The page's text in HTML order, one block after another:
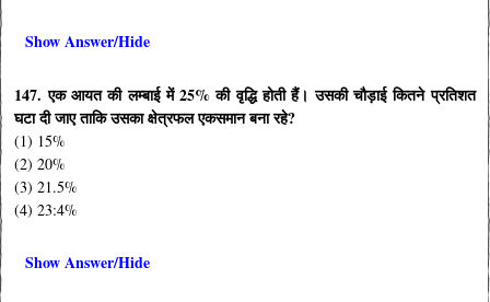
Show Answer/Hide
147. एक आयत की लम्बाई में 25% की वृद्धि होती हैं। उसकी चौड़ाई कितने प्रतिशत
घटा दी जाए ताकि उसका क्षेत्रफल एकसमान बना रहे?
(1) 15%
(2) 20%
(3) 21.5%
(4) 23:4%
Show Answer/Hide